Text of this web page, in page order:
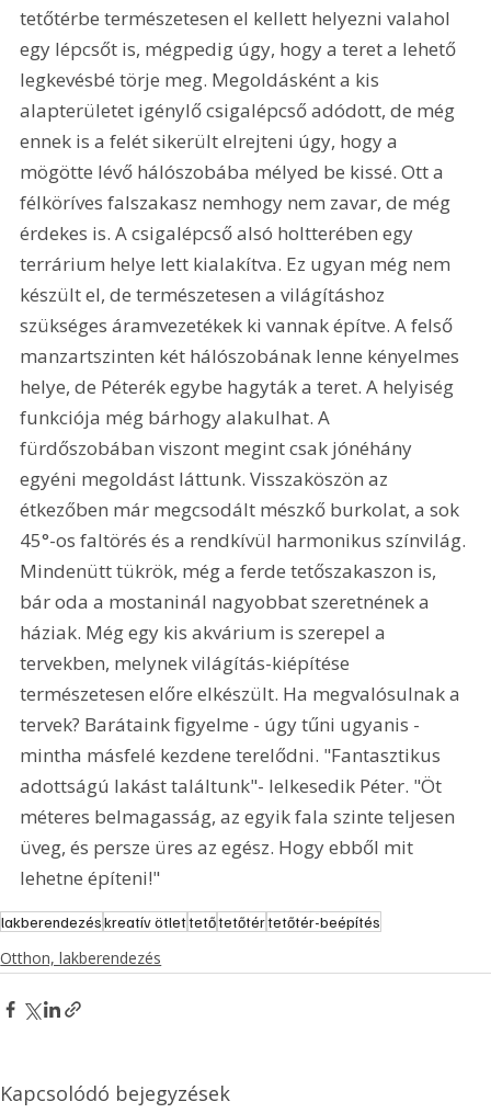
tetőtérbe természetesen el kellett helyezni valahol
egy lépcsőt is, mégpedig úgy, hogy a teret a lehető
legkevésbé törje meg. Megoldásként a kis
alapterületet igénylő csigalépcső adódott, de még
ennek is a felét sikerült elrejteni úgy, hogy a
mögötte lévő hálószobába mélyed be kissé. Ott a
félköríves falszakasz nemhogy nem zavar, de még
érdekes is. A csigalépcső alsó holtterében egy
terrárium helye lett kialakítva. Ez ugyan még nem
készült el, de természetesen a világításhoz
szükséges áramvezetékek ki vannak építve. A felső
manzartszinten két hálószobának lenne kényelmes
helye, de Péterék egybe hagyták a teret. A helyiség
funkciója még bárhogy alakulhat. A
fürdőszobában viszont megint csak jónéhány
egyéni megoldást láttunk. Visszaköszön az
étkezőben már megcsodált mészkő burkolat, a sok
45°-os faltörés és a rendkívül harmonikus színvilág.
Mindenütt tükrök, még a ferde tetőszakaszon is,
bár oda a mostaninál nagyobbat szeretnének a
háziak. Még egy kis akvárium is szerepel a
tervekben, melynek világítás-kiépítése
természetesen előre elkészült. Ha megvalósulnak a
tervek? Barátaink figyelme - úgy tűni ugyanis -
mintha másfelé kezdene terelődni. "Fantasztikus
adottságú lakást találtunk"- lelkesedik Péter. "Öt
méteres belmagasság, az egyik fala szinte teljesen
üveg, és persze üres az egész. Hogy ebből mit
lehetne építeni!"
lakberendezéskreatív ötlettetőtetőtértetőtér-beépítés
Otthon, lakberendezés
Kapcsolódó bejegyzések